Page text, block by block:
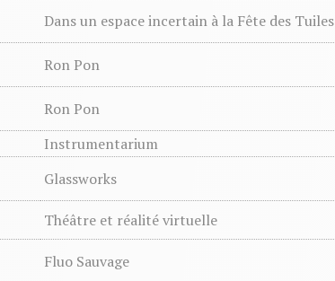
Dans un espace incertain à la Fête des Tuiles
Ron Pon
Ron Pon
Instrumentarium
Glassworks
Théâtre et réalité virtuelle
Fluo Sauvage